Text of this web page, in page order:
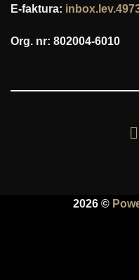
E-faktura:
Org. nr: 802004-6010
2026 ©